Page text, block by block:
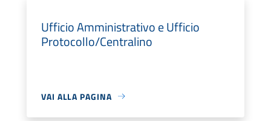
Ufficio Amministrativo e Ufficio
Protocollo/Centralino
VAI ALLA PAGINA